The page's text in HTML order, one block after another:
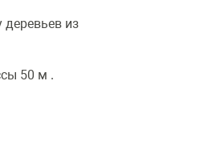
из
50 м .